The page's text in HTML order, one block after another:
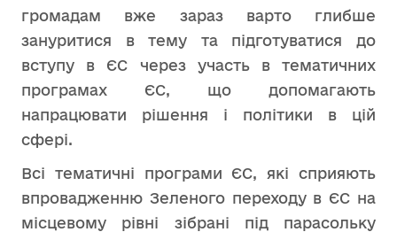
громадам вже зараз варто глибше
зануритися в тему та підготуватися до
вступу в ЄС через участь в тематичних
програмах ЄС, що допомагають
напрацювати рішення і політики в цій
сфері.
Всі тематичні програми ЄС, які сприяють
впровадженню Зеленого переходу в ЄС на
місцевому рівні зібрані під парасольку